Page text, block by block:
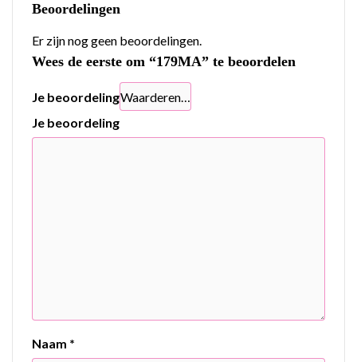
Beoordelingen
Er zijn nog geen beoordelingen.
Wees de eerste om “179MA” te beoordelen
Je beoordeling
Je beoordeling
Naam *